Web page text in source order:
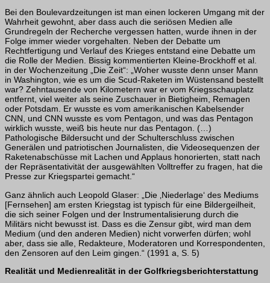
Bei den Boulevardzeitungen ist man einen lockeren Umgang mit der
Wahrheit ge­wohnt, aber dass auch die seriösen Medien alle
Grundregeln der Recherche verges­sen hatten, wurde ihnen in der
Folge immer wieder vorgehalten. Neben der Debatte um
Rechtfertigung und Verlauf des Krieges entstand eine Debatte um
die Rolle der Medien. Bissig kommentierten Kleine-Brockhoff et al.
in der Wochenzeitung „Die Zeit“: „Woher wusste denn unser Mann
in Washington, wie es um die Scud-Raketen im Wüstensand bestellt
war? Zehntausende von Kilometern war er vom Kriegs­schauplatz
entfernt, viel weiter als seine Zuschauer in Bietigheim, Remagen
oder Potsdam. Er wusste es vom amerikanischen Kabelsender
CNN, und CNN wusste es vom Pentagon, und was das Pentagon
wirklich wusste, weiß bis heute nur das Pentagon. (…)
Pathologische Bildersucht und der Schulterschluss zwischen
Generälen und patriotischen Journalisten, die Videosequenzen der
Raketenabschüsse mit Lachen und Applaus honorierten, statt nach
der Repräsentativität der ausgewählten Volltreffer zu fragen, hat die
Presse zur Kriegspartei gemacht.“
Ganz ähnlich auch Leopold Glaser: „Die ‚Niederlage‘ des Mediums
[Fernsehen] am ersten Kriegstag ist typisch für eine Bildergeilheit,
die sich seiner Folgen und der Instrumentalisierung durch die
Militärs nicht bewusst ist. Dass es die Zensur gibt, wird man dem
Medium (und den anderen Medien) nicht vorwerfen dürfen; wohl
aber, dass sie alle, Redakteure, Moderatoren und Korrespondenten,
den Zensoren auf den Leim gingen.“ (1991 a, S. 5)
Realität und Medienrealität in der Golfkriegsberichterstattung